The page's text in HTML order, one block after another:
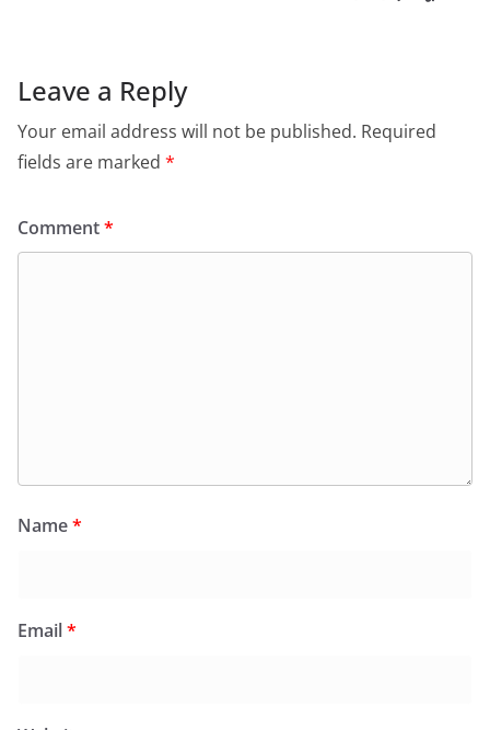
Leave a Reply
Your email address will not be published. Required
fields are marked *
Comment*
Name*
Email*